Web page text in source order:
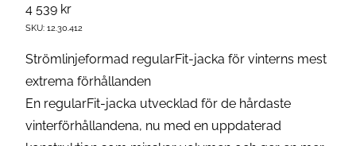
4 539 kr
SKU: 12.30.412
Strömlinjeformad regularFit-jacka för vinterns mest
extrema förhållanden
En regularFit-jacka utvecklad för de hårdaste
vinterförhållandena, nu med en uppdaterad